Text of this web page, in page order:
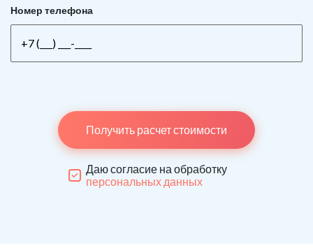
Номер телефона
Получить расчет стоимости
Даю согласие на обработку
персональных данных